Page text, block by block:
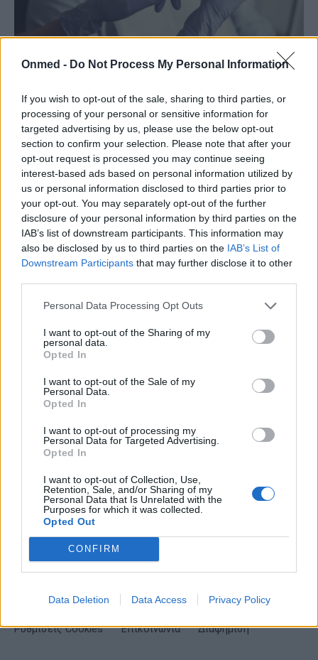
Onmed - Do Not Process My Personal Information
If you wish to opt-out of the sale, sharing to third parties, or
processing of your personal or sensitive information for
targeted advertising by us, please use the below opt-out
section to confirm your selection. Please note that after your
opt-out request is processed you may continue seeing
interest-based ads based on personal information utilized by
us or personal information disclosed to third parties prior to
your opt-out. You may separately opt-out of the further
disclosure of your personal information by third parties on the
IAB’s list of downstream participants. This information may
also be disclosed by us to third parties on the IAB’s List of
Downstream Participants that may further disclose it to other
Personal Data Processing Opt Outs
I want to opt-out of the Sharing of my
personal data.
Opted In
I want to opt-out of the Sale of my
Personal Data.
Opted In
I want to opt-out of processing my
Personal Data for Targeted Advertising.
Opted In
I want to opt-out of Collection, Use,
Retention, Sale, and/or Sharing of my
Personal Data that Is Unrelated with the
Purposes for which it was collected.
Opted Out
CONFIRM
Data Deletion Data Access Privacy Policy
Οδοντιατρικά προβλήματα: Φταίνε τα
Η φθορά των δοντιών είναι η πιο συνηθισμένη χρόνια
«ασθένεια» παγκοσμίως και, δυστυχώς, ο έλεγχος που
μπορούμε να ασκήσουμε σε…
Εγγραφή στο Newsletter
Σημαντικά νέα για την υγεία στο mail σας καθημερινά
Έχω διαβάσει, κατανοώ και αποδέχομαι τους
Δηλώνω υπεύθυνα ότι είμαι άνω των 18 ετών ή ότι βρίσκομαι υπό την
εποπτεία γονέα ή κηδεμόνα ή επιτρόπου
Ταυτότητα Όροι χρήσης Δήλωση εχεμύθειας
Ρυθμίσεις Cookies Επικοινωνία Διαφήμιση